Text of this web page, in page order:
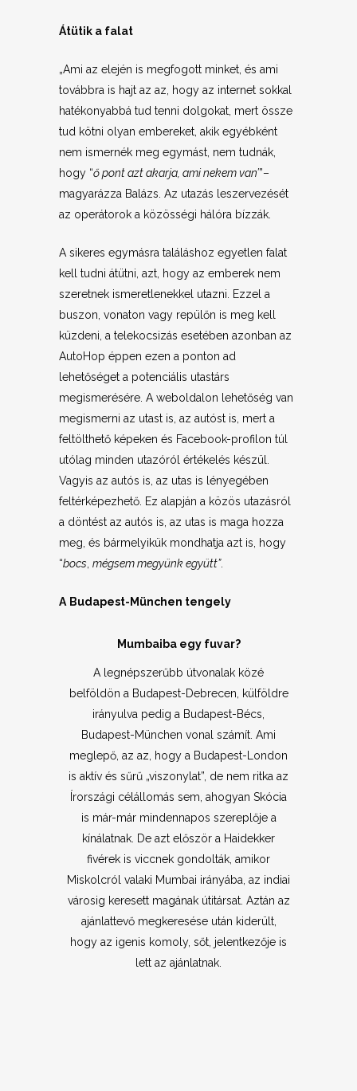
Átütik a falat
„Ami az elején is megfogott minket, és ami
továbbra is hajt az az, hogy az internet sokkal
hatékonyabbá tud tenni dolgokat, mert össze
tud kötni olyan embereket, akik egyébként
nem ismernék meg egymást, nem tudnák,
hogy “ő pont azt akarja, ami nekem van’”–
magyarázza Balázs. Az utazás leszervezését
az operátorok a közösségi hálóra bízzák.
A sikeres egymásra találáshoz egyetlen falat
kell tudni átütni, azt, hogy az emberek nem
szeretnek ismeretlenekkel utazni. Ezzel a
buszon, vonaton vagy repülőn is meg kell
küzdeni, a telekocsizás esetében azonban az
AutoHop éppen ezen a ponton ad
lehetőséget a potenciális utastárs
megismerésére. A weboldalon lehetőség van
megismerni az utast is, az autóst is, mert a
feltölthető képeken és Facebook-profilon túl
utólag minden utazóról értékelés készül.
Vagyis az autós is, az utas is lényegében
feltérképezhető. Ez alapján a közös utazásról
a döntést az autós is, az utas is maga hozza
meg, és bármelyikük mondhatja azt is, hogy
“bocs mégsem megyünk együtt”.
A Budapest-München tengely
Mumbaiba egy fuvar?
A legnépszerűbb útvonalak közé
belföldön a Budapest-Debrecen, külföldre
irányulva pedig a Budapest-Bécs,
Budapest-München vonal számít. Ami
meglepő, az az, hogy a Budapest-London
is aktív és sűrű „viszonylat”, de nem ritka az
Írországi célállomás sem, ahogyan Skócia
is már-már mindennapos szereplője a
kínálatnak. De azt először a Haidekker
fivérek is viccnek gondolták, amikor
Miskolcról valaki Mumbai irányába, az indiai
városig keresett magának útitársat. Aztán az
ajánlattevő megkeresése után kiderült,
hogy az igenis komoly, sőt, jelentkezője is
lett az ajánlatnak.